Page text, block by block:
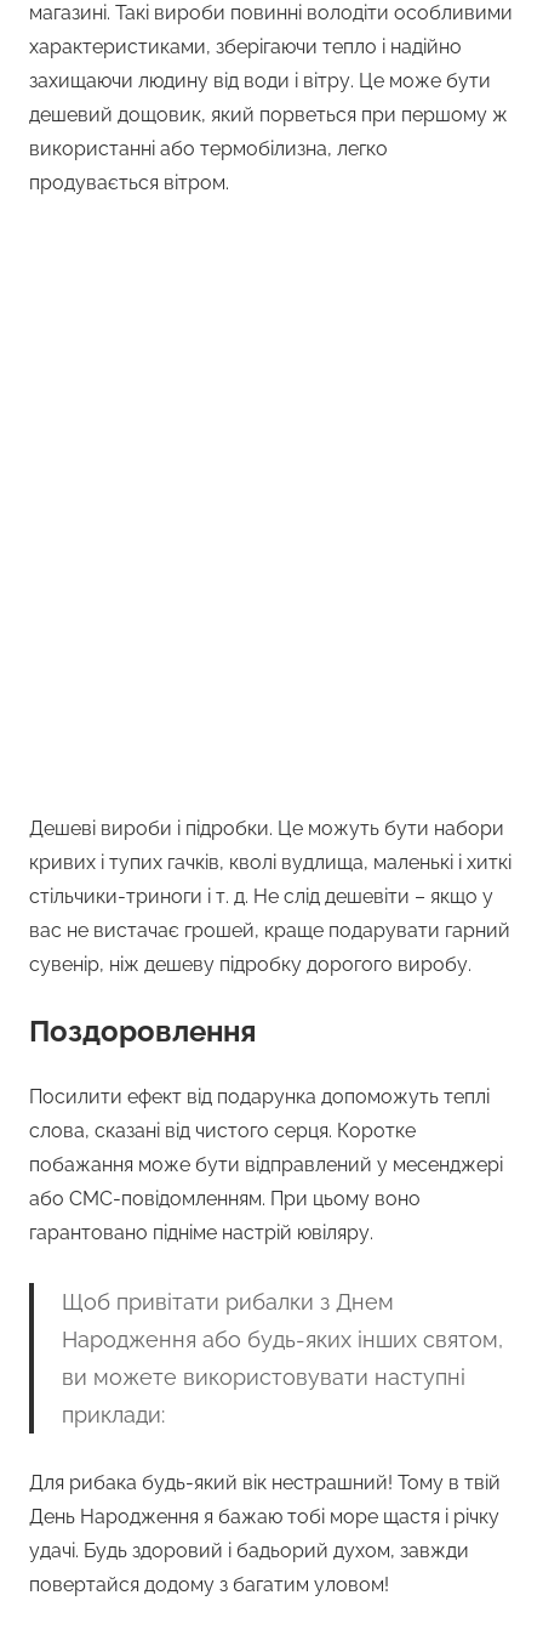
магазині. Такі вироби повинні володіти особливими
характеристиками, зберігаючи тепло і надійно
захищаючи людину від води і вітру. Це може бути
дешевий дощовик, який порветься при першому ж
використанні або термобілизна, легко
продувається вітром.
Дешеві вироби і підробки. Це можуть бути набори
кривих і тупих гачків, кволі вудлища, маленькі і хиткі
стільчики-триноги і т. д. Не слід дешевіти – якщо у
вас не вистачає грошей, краще подарувати гарний
сувенір, ніж дешеву підробку дорогого виробу.
Поздоровлення
Посилити ефект від подарунка допоможуть теплі
слова, сказані від чистого серця. Коротке
побажання може бути відправлений у месенджері
або СМС-повідомленням. При цьому воно
гарантовано підніме настрій ювіляру.
Щоб привітати рибалки з Днем
Народження або будь-яких інших святом,
ви можете використовувати наступні
приклади:
Для рибака будь-який вік нестрашний! Тому в твій
День Народження я бажаю тобі море щастя і річку
удачі. Будь здоровий і бадьорий духом, завжди
повертайся додому з багатим уловом!